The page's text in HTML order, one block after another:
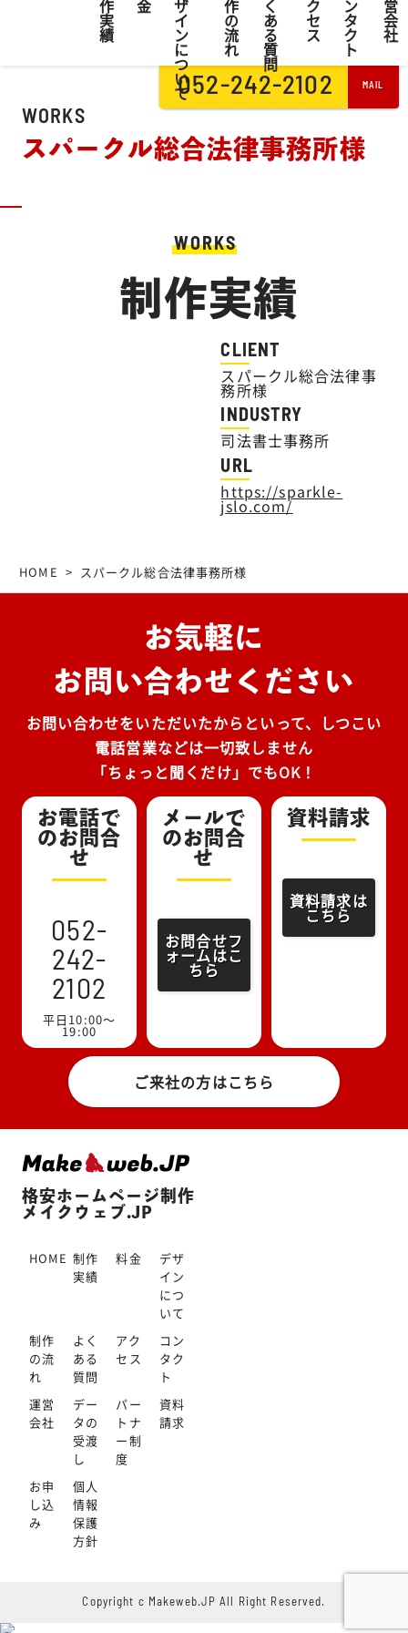
作
実
績
金 ザ
イ
ン
に
つ
い
て
作
の
流
れ
く
あ
る
質
問
ク
セ
ス
ン
タ
ク
ト
営
会
社
052-242-2102 MAIL
WORKS
スパークル総合法律事務所様
WORKS
制作実績
CLIENT
スパークル総合法律事
務所様
INDUSTRY
司法書士事務所
URL
https://sparkle-
jslo.com/
HOME > スパークル総合法律事務所様
お気軽に
お問い合わせください
お問い合わせをいただいたからといって、しつこい
電話営業などは一切致しません
「ちょっと聞くだけ」でもOK！
お電話で
のお問合
せ
052-
242-
2102
平日10:00～
19:00
メールで
のお問合
せ
お問合せフ
ォームはこ
ちら
資料請求
資料請求は
こちら
ご来社の方はこちら
格安ホームページ制作
メイクウェブ.JP
HOME 制作
実績
料金
デザ
イン
につ
いて
制作
の流
れ
よく
ある
質問
アク
セス
コン
タク
ト
運営
会社
デー
タの
受渡
し
パー
トナ
ー制
度
資料
請求
お申
し込
み
個人
情報
保護
方針
Copyright c Makeweb.JP All Right Reserved.